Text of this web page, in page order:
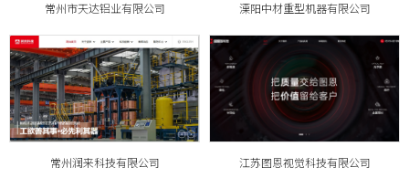
常州市天达铝业有限公司 溧阳中材重型机器有限公司
常州润来科技有限公司 江苏图恩视觉科技有限公司